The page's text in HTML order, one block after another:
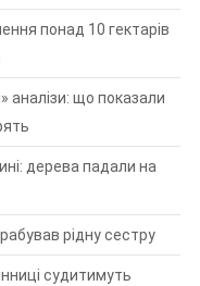
понад 10 гектарів
аналізи: що показали
дерева падали на
рідну сестру
судитимуть